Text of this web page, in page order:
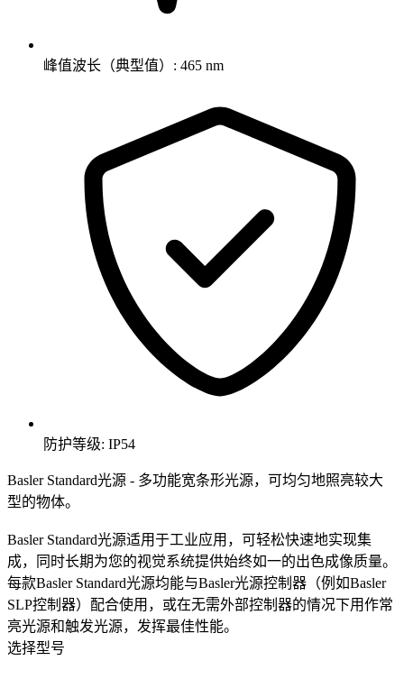
峰值波长（典型值）: 465 nm
防护等级: IP54
Basler Standard光源 - 多功能宽条形光源，可均匀地照亮较大
型的物体。
Basler Standard光源适用于工业应用，可轻松快速地实现集
成，同时长期为您的视觉系统提供始终如一的出色成像质量。
每款Basler Standard光源均能与Basler光源控制器（例如Basler
SLP控制器）配合使用，或在无需外部控制器的情况下用作常
亮光源和触发光源，发挥最佳性能。
选择型号